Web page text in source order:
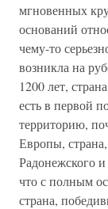
мгновенных
оснований
чему-то
возникла на
1200 лет,
есть в первой
территорию,
Европы,
Радонежского
что с полным
страна,